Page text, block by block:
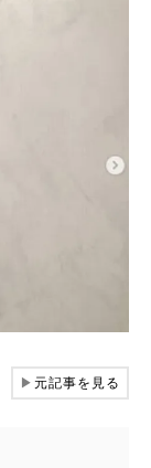
▶元記事を見る